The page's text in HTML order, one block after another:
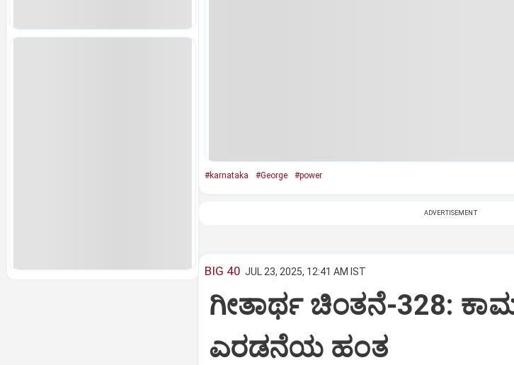
#karnataka #George #power
ADVERTISEMENT
BIG 40 JUL 23, 2025, 12:41 AM IST
ಗೀತಾರ್ಥ ಚಿಂತನೆ-328:
ಎರಡನೆಯ ಹಂತ